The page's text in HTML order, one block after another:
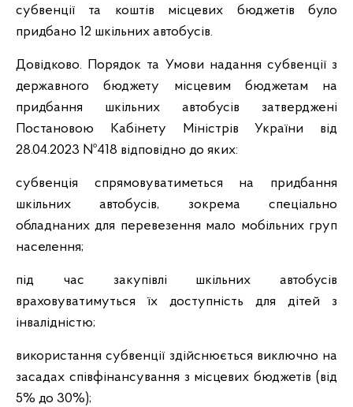
субвенції та коштів місцевих бюджетів було
придбано 12 шкільних автобусів.
Довідково. Порядок та Умови надання субвенції з
державного бюджету місцевим бюджетам на
придбання шкільних автобусів затверджені
Постановою Кабінету Міністрів України від
28.04.2023 №418 відповідно до яких:
субвенція спрямовуватиметься на придбання
шкільних автобусів, зокрема спеціально
обладнаних для перевезення мало мобільних груп
населення;
під час закупівлі шкільних автобусів
враховуватимуться їх доступність для дітей з
інвалідністю;
використання субвенції здійснюється виключно на
засадах співфінансування з місцевих бюджетів (від
5% до 30%);